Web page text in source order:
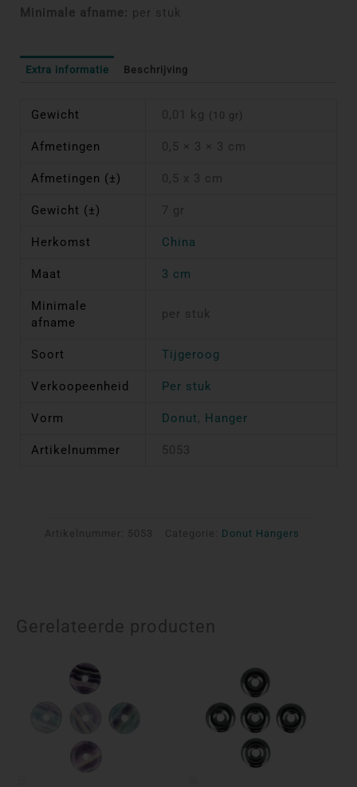
Minimale afname: per stuk
Extra informatie Beschrijving
Gewicht 0,01 kg (10 gr)
Afmetingen 0,5 × 3 × 3 cm
Afmetingen (±) 0,5 x 3 cm
Gewicht (±) 7 gr
Herkomst China
Maat 3 cm
Minimale
afname
per stuk
Soort Tijgeroog
Verkoopeenheid Per stuk
Vorm Donut, Hanger
Artikelnummer 5053
Artikelnummer: 5053 Categorie: Donut Hangers
Gerelateerde producten